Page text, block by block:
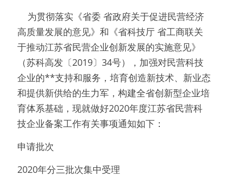
高质量发展的意见》和《省科技厅 省工商联关
于推动江苏省民营企业创新发展的实施意见》
（苏科高发〔2019〕34号），加强对民营科技
企业的**支持和服务，培育创造新技术、新业态
和提供新供给的生力军，构建全省创新型企业培
育体系基础，现就做好2020年度江苏省民营科
技企业备案工作有关事项通知如下：
申请批次
2020年分三批次集中受理